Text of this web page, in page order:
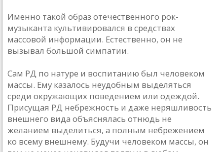
Именно такой образ отечественного рок-
музыканта культивировался в средствах
массовой информации. Естественно, он не
вызывал большой симпатии.
Сам РД по натуре и воспитанию был человеком
массы. Ему казалось неудобным выделяться
среди окружающих поведением или одеждой.
Присущая РД небрежность и даже неряшливость
внешнего вида объяснялась отнюдь не
желанием выделиться, а полным небрежением
ко всему внешнему. Будучи человеком массы, он